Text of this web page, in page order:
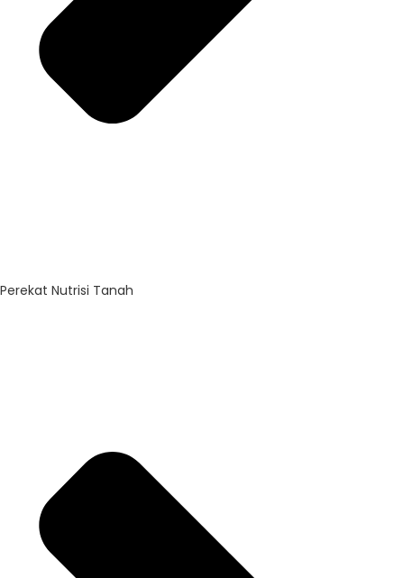
Perekat Nutrisi Tanah